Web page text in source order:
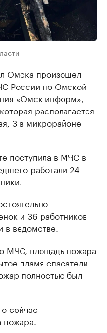
Омска произошел
России по Омской
«Омск-информ»,
располагается
3 в микрорайоне
поступила в МЧС в
работали 24
и 36 работников
в ведомстве.
МЧС, площадь пожара
пламя спасатели
полностью был
сейчас
пожара.